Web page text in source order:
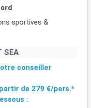
sportives &
SEA
conseiller
de 279 €/pers.*
: